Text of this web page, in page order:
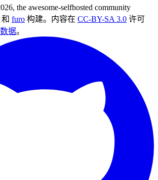
the awesome-selfhosted community
和 furo 构建。内容在 CC-BY-SA 3.0 许可
据。